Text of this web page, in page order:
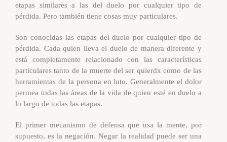
etapas similares a las del duelo por cualquier tipo de
pérdida. Pero también tiene cosas muy particulares.
Son conocidas las etapas del duelo por cualquier tipo de
pérdida. Cada quien lleva el duelo de manera diferente y
está completamente relacionado con las características
particulares tanto de la muerte del ser quierdx como de las
herramientas de la persona en luto. Generalmente el dolor
permea todas las áreas de la vida de quien esté en duelo a
lo largo de todas las etapas.
El primer mecanismo de defensa que usa la mente, por
supuesto, es lanegación. Negar la realidad puede ser una